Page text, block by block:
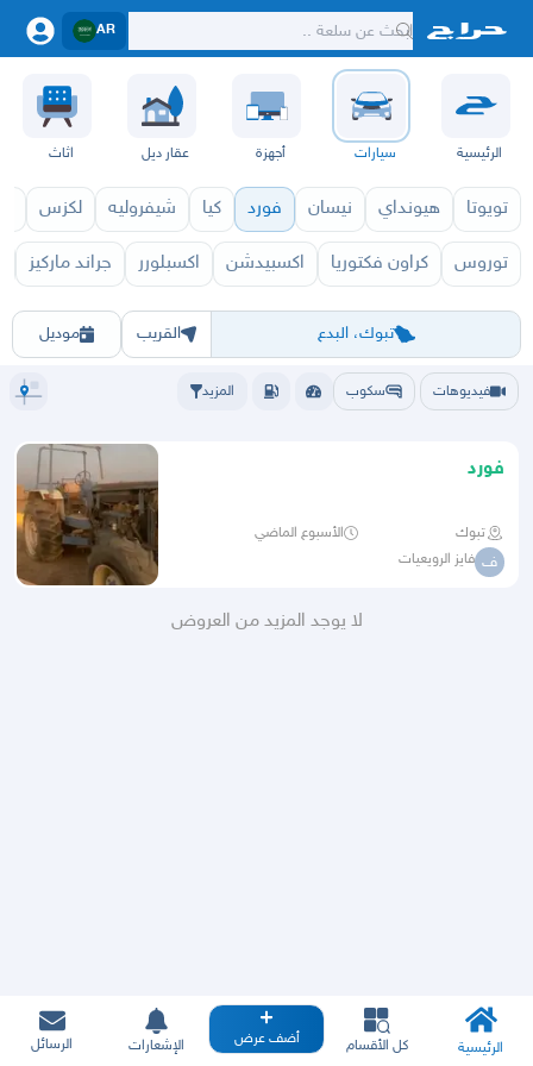
AR
الرئيسية سيارات أجهزة عقار ديل اثاث
تويوتا هيونداي نيسان فورد كيا شيفروليه لكزس
توروس كراون فكتوريا اكسبيدشن اكسبلورر جراند ماركيز
تبوك، البدع
الرياض مكه حفر الباطن تبوك القصيمحائل أبها الباحة
القريب موديل
F550 1970
فيديوهات سكوب المزيد
فورد
تبوك الأسبوع الماضي
ف فايز الرويعيات
لا يوجد المزيد من العروض
الرئيسية كل الأقسام أضف عرض الإشعارات الرسائل